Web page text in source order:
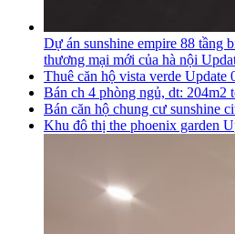
Dự án sunshine empire 88 tầng
thương mại mới của hà nội
Thuê căn hộ vista verde Update
Bán ch 4 phòng ngủ, dt: 204m2
Bán căn hộ chung cư sunshine
Khu đô thị the phoenix garden